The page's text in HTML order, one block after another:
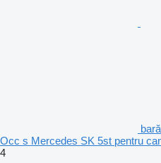
Occ s Mercedes SK 5st pentru
4